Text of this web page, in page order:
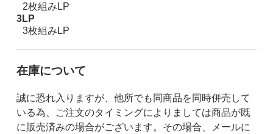
2枚組みLP
3LP
3枚組みLP
在庫について
誠に恐れ入りますが、他所でも同商品を同時併売して
いる為、ご注文のタイミングによりましては商品が既
に販売済みの場合がございます。その場合、メールに